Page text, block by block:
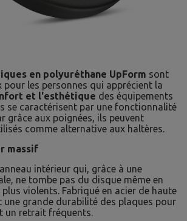
en polyuréthane UpForm sont
pour les personnes qui apprécient la
et l'esthétique des équipements
se caractérisent par une fonctionnalité
grâce aux poignées, ils peuvent
comme alternative aux haltères.
massif
intérieur qui, grâce à une
ne tombe pas du disque même en
violents. Fabriqué en acier de haute
grande durabilité des plaques pour
un retrait fréquents.